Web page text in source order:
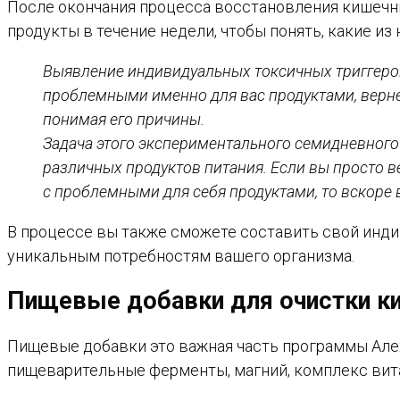
После окончания процесса восстановления
продукты в течение недели, чтобы понять, какие
Выявление индивидуальных токсичных
проблемными именно для вас продуктами,
понимая его причины.
Задача этого экспериментального
различных продуктов питания. Если вы просто
с проблемными для себя продуктами, то
В процессе вы также сможете составить свой
уникальным потребностям вашего организма.
Пищевые добавки для очистки
Пищевые добавки это важная часть программы
пищеварительные ферменты, магний, комплекс